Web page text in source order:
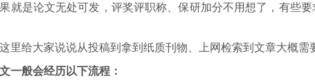
就是论文无处可发，评奖评职称、保研加分不用想了，有些
里给大家说说从投稿到拿到纸质刊物、上网检索到文章大概需
一般会经历以下流程：